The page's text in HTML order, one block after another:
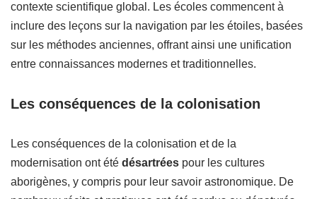
contexte scientifique global. Les écoles commencent à
inclure des leçons sur la navigation par les étoiles, basées
sur les méthodes anciennes, offrant ainsi une unification
entre connaissances modernes et traditionnelles.
Les conséquences de la colonisation
Les conséquences de la colonisation et de la
modernisation ont été désartrées pour les cultures
aborigènes, y compris pour leur savoir astronomique. De